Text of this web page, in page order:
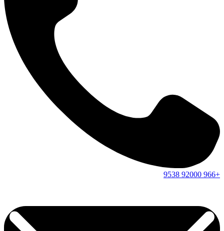
+966
92000
9538